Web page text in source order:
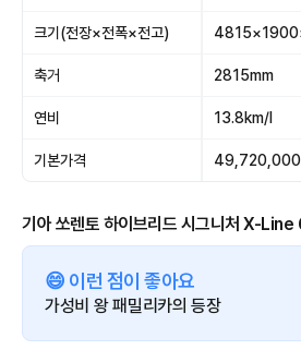
크기(전장×전폭×전고)
축거 2815mm
연비 13.8km/l
기본가격 49,720,000
기아 쏘렌토 하이브리드 시그니처 X-
😄 이런 점이 좋아요
가성비 왕 패밀리카의 등장